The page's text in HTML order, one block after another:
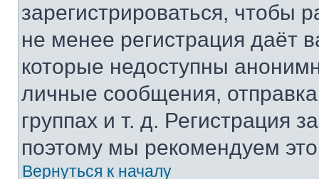
зарегистрироваться, чтобы
не менее регистрация даёт
которые недоступны
личные сообщения,
группах и т. д. Регистрация
поэтому мы рекомендуем
Вернуться к началу